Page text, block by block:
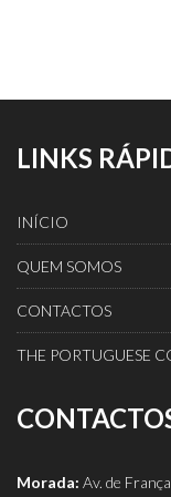
LINKS
INÍCIO
QUEM SOMOS
CONTACTOS
THE PORTUGUESE
Morada: Av. de